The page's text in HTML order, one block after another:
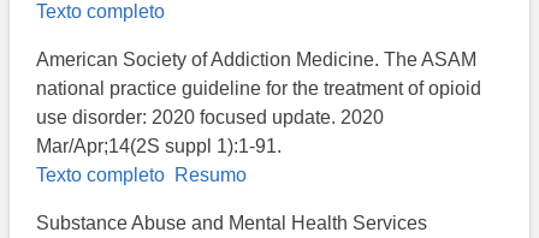
Texto completo
American Society of Addiction Medicine. The ASAM
national practice guideline for the treatment of opioid
use disorder: 2020 focused update. 2020
Mar/Apr;14(2S suppl 1):1-91.
Texto completo Resumo
Substance Abuse and Mental Health Services